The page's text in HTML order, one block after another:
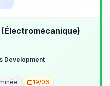
Development
19/06